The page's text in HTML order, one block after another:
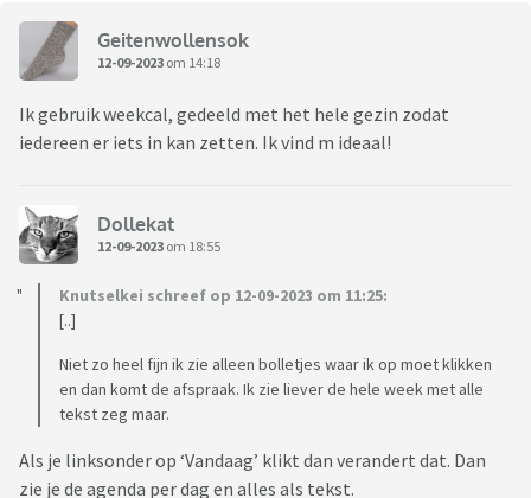
Geitenwollensok
12-09-2023 om 14:18
Ik gebruik weekcal, gedeeld met het hele gezin zodat
iedereen er iets in kan zetten. Ik vind m ideaal!
Dollekat
12-09-2023 om 18:55
Knutselkei schreef op 12-09-2023 om 11:25:
[..]
Niet zo heel fijn ik zie alleen bolletjes waar ik op moet klikken
en dan komt de afspraak. Ik zie liever de hele week met alle
tekst zeg maar.
Als je linksonder op ‘Vandaag’ klikt dan verandert dat. Dan
zie je de agenda per dag en alles als tekst.